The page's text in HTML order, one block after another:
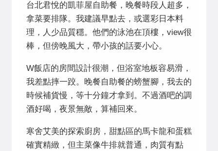
台北君悅的凱菲屋自助餐，晚餐時段人超多，
拿菜要排隊。我建議早點去，或選彩日本料
理，人少品質穩。他們的泳池在頂樓，view很
棒，但傍晚風大，帶小孩的話要小心。
W飯店的房間設計很潮，但浴室地板容易滑，
我差點摔一跤。晚餐自助餐的螃蟹腳，我去的
時候補貨慢，等十分鐘才拿到。不過酒吧的調
酒好喝，夜景無敵，算補回來。
寒舍艾美的探索廚房，甜點區的馬卡龍和蛋糕
確實精緻，但主菜像牛排就普通，肉質有點